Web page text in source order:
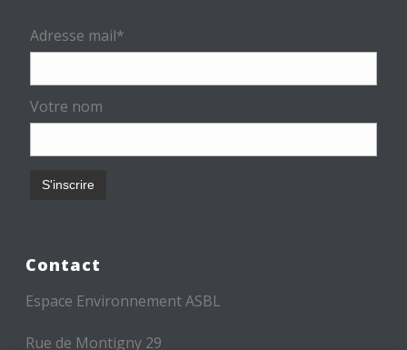
Adresse mail*
Votre nom
Contact
Espace Environnement ASBL
Rue de Montigny 29